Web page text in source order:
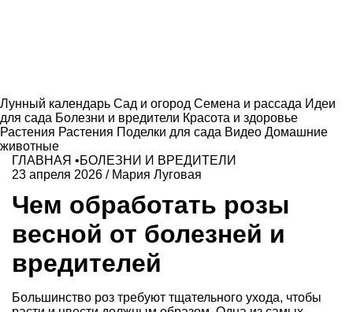
Лунный календарь Сад и огород Семена и рассада Идеи
для сада Болезни и вредители Красота и здоровье
Растения Растения Поделки для сада Видео Домашние
животные
ГЛАВНАЯ •БОЛЕЗНИ И ВРЕДИТЕЛИ
23 апреля 2026 / Мария Луговая
Чем обработать розы
весной от болезней и
вредителей
Большинство роз требуют тщательного ухода, чтобы